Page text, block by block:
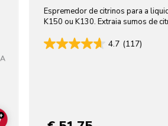
ADD TO CART
Espremedor de citrinos para a
K150 ou K130. Extraia sumos de
4.7 (117)